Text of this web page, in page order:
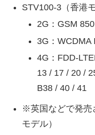
STV100-3（香港
2G：GSM
3G：WCDMA
4G：FDD-
13 / 17 / 20 /
B38 / 40 / 41
※英国などで発売
モデル）